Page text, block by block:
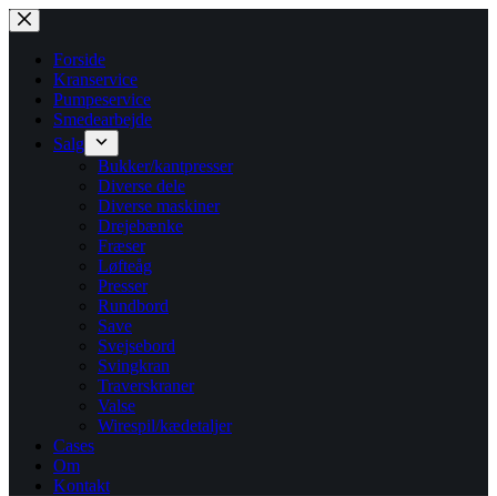
Fortsæt
til
indholdForside
Kranservice
Pumpeservice
Smedearbejde
Salg
Bukker/kantpresser
Diverse dele
Diverse maskiner
Drejebænke
Fræser
Løfteåg
Presser
Rundbord
Save
Svejsebord
Svingkran
Traverskraner
Valse
Wirespil/kædetaljer
Cases
Om
Kontakt